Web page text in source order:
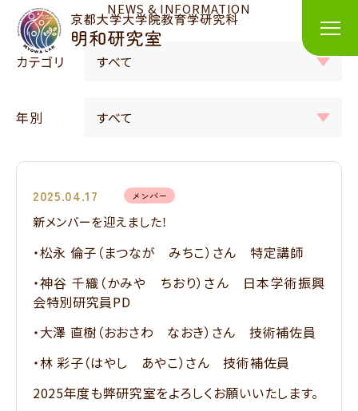
NEWS & INFORMATION
カテゴリ
年別
2025.04.17 メンバー
新メンバーを迎えました！
・松永 倫子（まつなが みちこ）さん 特定講師
・神谷 千織（かみや ちおり）さん 日本学術振興
会特別研究員PD
・大澤 直樹（おおさわ なおき）さん 技術補佐員
・林 彩子（はやし あやこ）さん 技術補佐員
2025年度も弊研究室をよろしくお願いいたします。